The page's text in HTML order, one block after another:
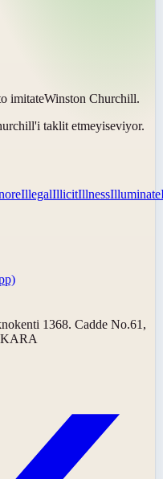
imitateWinston Churchill.
taklit etmeyiseviyor.
IllegalIllicitIllnessIlluminate
1368. Cadde No.61,